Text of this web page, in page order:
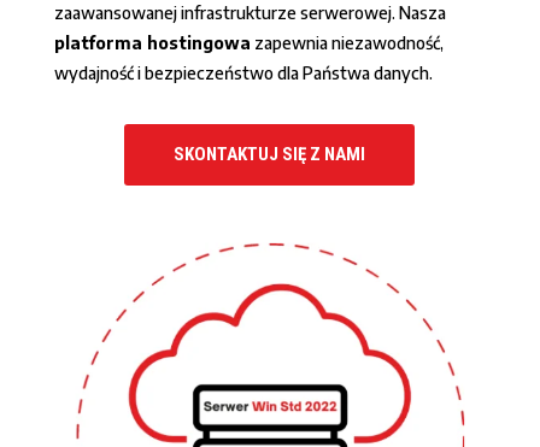
zaawansowanej infrastrukturze serwerowej. Nasza
platforma hostingowa zapewnia niezawodność,
wydajność i bezpieczeństwo dla Państwa danych.
SKONTAKTUJ SIĘ Z NAMI